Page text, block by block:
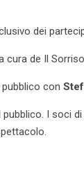
dei
cura de Il
con
I soci